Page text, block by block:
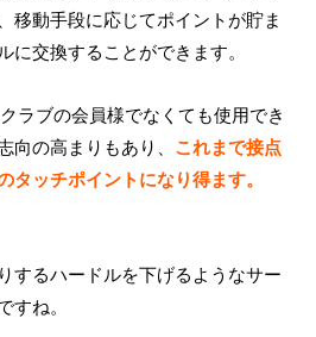
移動手段に応じてポイントが貯ま
に交換することができます。
ラブの会員様でなくても使用でき
向の高まりもあり、 これまで接点
タッチポイントになり得ます。
するハードルを下げるようなサー
すね。